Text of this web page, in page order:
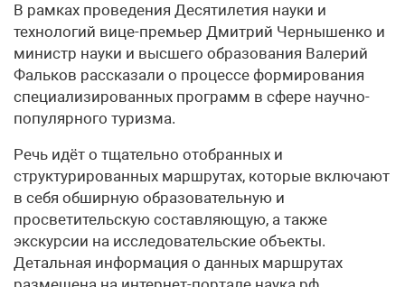
В рамках проведения Десятилетия науки и
технологий вице-премьер Дмитрий Чернышенко и
министр науки и высшего образования Валерий
Фальков рассказали о процессе формирования
специализированных программ в сфере научно-
популярного туризма.
Речь идёт о тщательно отобранных и
структурированных маршрутах, которые включают
в себя обширную образовательную и
просветительскую составляющую, а также
экскурсии на исследовательские объекты.
Детальная информация о данных маршрутах